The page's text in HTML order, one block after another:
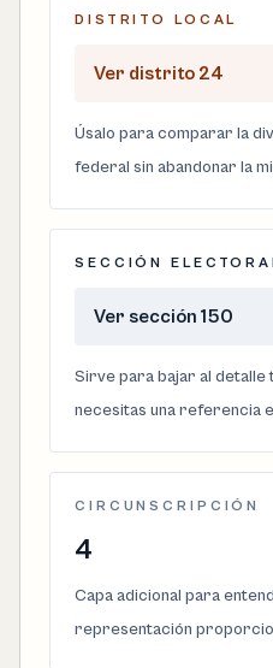
DISTRITO LOCAL
Ver distrito 24
Úsalo para comparar la
federal sin abandonar la
SECCIÓN
Ver sección 150
Sirve para bajar al
necesitas una referencia
CIRCUNSCRIPCIÓN
4
Capa adicional para
representación